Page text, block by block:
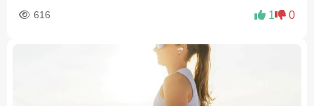
616 1 0